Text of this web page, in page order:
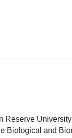
Reserve
Biological and